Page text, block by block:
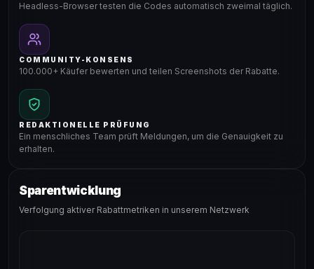
Headless-Browser testen die Codes automatisch zweimal täglich.
COMMUNITY-KONSENS
100.000+ Käufer bewerten und teilen Screenshots der Rabatte.
REDAKTIONELLE PRÜFUNG
Ein menschliches Team prüft Meldungen, um die Genauigkeit zu
erhalten.
Sparentwicklung
Verfolgung aktiver Rabattmetriken in unserem Netzwerk